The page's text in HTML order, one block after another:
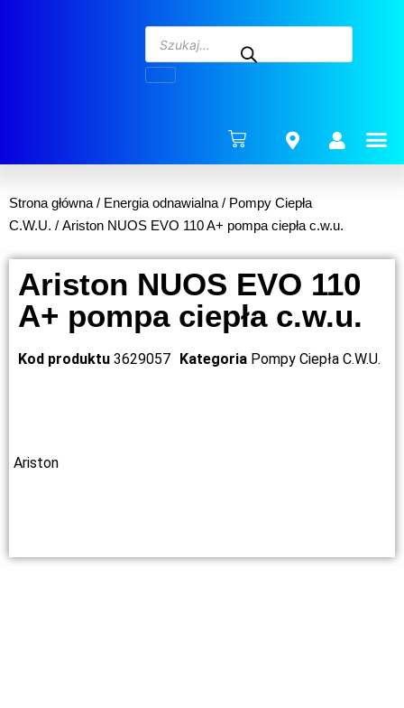
Strona główna / Energia odnawialna / Pompy Ciepła
C.W.U. / Ariston NUOS EVO 110 A+ pompa ciepła c.w.u.
Ariston NUOS EVO 110
A+ pompa ciepła c.w.u.
Kod produktu 3629057 Kategoria Pompy Ciepła C.W.U.
Ariston